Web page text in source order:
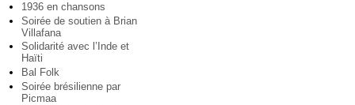
1936 en chansons
Soirée de soutien à Brian
Villafana
Solidarité avec l’Inde et
Haïti
Bal Folk
Soirée brésilienne par
Picmaa